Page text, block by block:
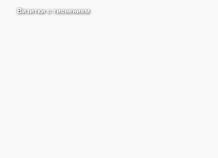
Визитки с тиснением